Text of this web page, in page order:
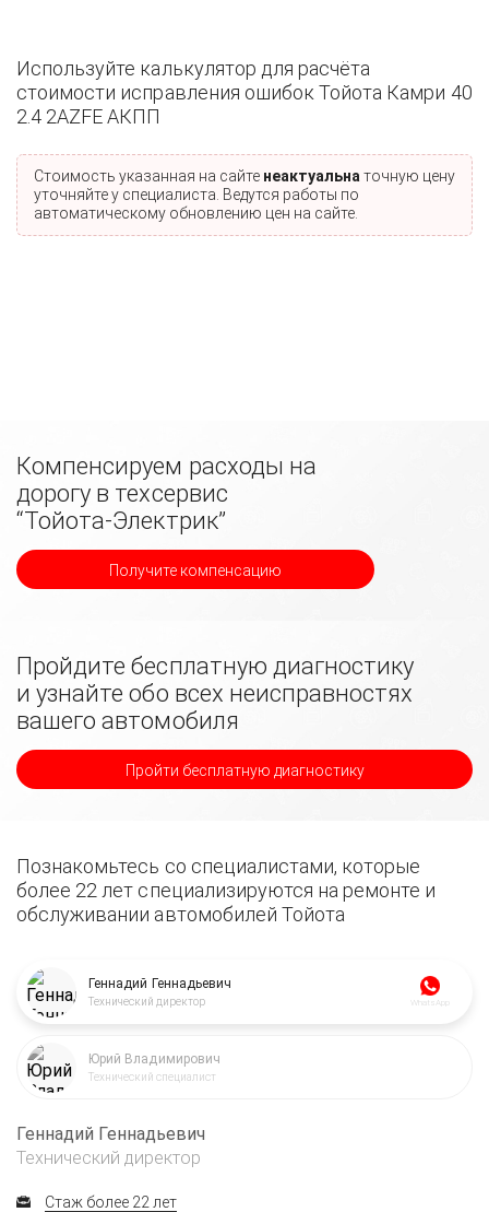
Используйте калькулятор для расчёта
стоимости исправления ошибок Тойота Камри 40
2.4 2AZFE АКПП
Стоимость указанная на сайте неактуальна точную цену
уточняйте у специалиста. Ведутся работы по
автоматическому обновлению цен на сайте.
Компенсируем расходы на
дорогу в техсервис
“Тойота-Электрик”
Получите компенсацию
Пройдите бесплатную диагностику
и узнайте обо всех неисправностях
вашего автомобиля
Пройти бесплатную диагностику
Познакомьтесь со специалистами, которые
более 22 лет специализируются на ремонте и
обслуживании автомобилей Тойота
Геннадий Геннадьевич
Технический директор WhatsApp
Юрий Владимирович
Технический специалист
Геннадий Геннадьевич
Технический директор
Стаж более 22 лет